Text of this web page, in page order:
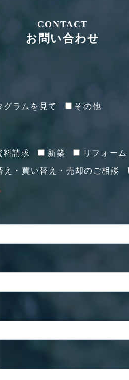
CONTACT
お問い合わせ
グラムを見て その他
料請求 新築 リフォーム
え・買い替え・売却のご相談